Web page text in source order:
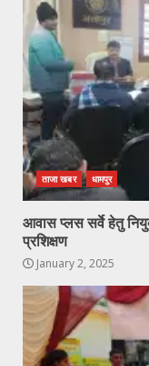
ताजा खबर धामपुर
आवास प्लस सर्वे हेतु
प्रशिक्षण
January 2, 2025